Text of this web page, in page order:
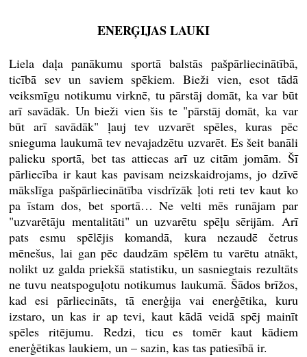
ENERĢIJAS LAUKI
Liela daļa panākumu sportā balstās pašpārliecinātībā,
ticībā sev un saviem spēkiem. Bieži vien, esot tādā
veiksmīgu notikumu virknē, tu pārstāj domāt, ka var būt
arī savādāk. Un bieži vien šis te "pārstāj domāt, ka var
būt arī savādāk" ļauj tev uzvarēt spēles, kuras pēc
snieguma laukumā tev nevajadzētu uzvarēt. Es šeit banāli
palieku sportā, bet tas attiecas arī uz citām jomām. Šī
pārliecība ir kaut kas pavisam neizskaidrojams, jo dzīvē
mākslīga pašpārliecinātība visdrīzāk ļoti reti tev kaut ko
pa īstam dos, bet sportā… Ne velti mēs runājam par
"uzvarētāju mentalitāti" un uzvarētu spēļu sērijām. Arī
pats esmu spēlējis komandā, kura nezaudē četrus
mēnešus, lai gan pēc daudzām spēlēm tu varētu atnākt,
nolikt uz galda priekšā statistiku, un sasniegtais rezultāts
ne tuvu neatspoguļotu notikumus laukumā. Šādos brīžos,
kad esi pārliecināts, tā enerģija vai enerģētika, kuru
izstaro, un kas ir ap tevi, kaut kādā veidā spēj mainīt
spēles ritējumu. Redzi, ticu es tomēr kaut kādiem
enerģētikas laukiem, un – sazin, kas tas patiesībā ir.